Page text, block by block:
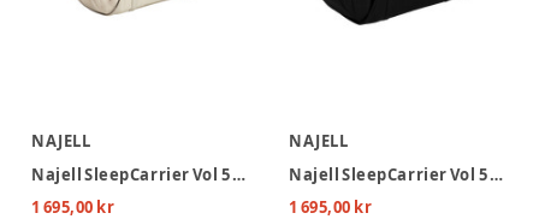
NAJELL
Najell SleepCarrier Vol 5 Babynest - Oat Beige
1 695,00 kr
NAJELL
Najell SleepCarrier Vol 5 Babynest - Matte Black
1 695,00 kr